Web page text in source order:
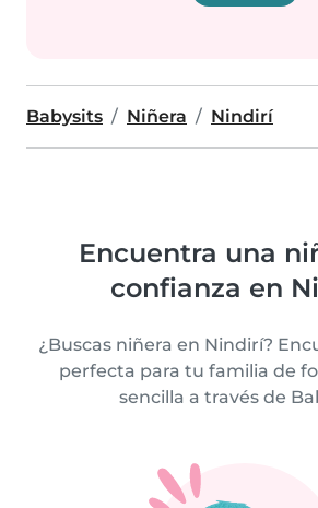
Babysits Niñera Nindirí
Encuentra una
confianza en
¿Buscas niñera en Nindirí?
perfecta para tu familia de
sencilla a través de